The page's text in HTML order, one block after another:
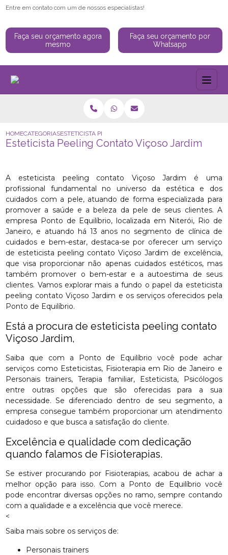
Entre em contato com um de nossos especialistas!
Faça seu orçamento agora
mesmo
Faça seu orçamento por
Whatsapp
HOMECATEGORIASESTETICISTA PEELING CONTATO VIÇOSO JARDIM
Esteticista Peeling Contato Viçoso Jardim
A esteticista peeling contato Viçoso Jardim é uma
profissional fundamental no universo da estética e dos
cuidados com a pele, atuando de forma especializada para
promover a saúde e a beleza da pele de seus clientes. A
empresa Ponto de Equilíbrio, localizada em Niterói, Rio de
Janeiro, e atuando há 13 anos no segmento de clínica de
cuidados e bem-estar, destaca-se por oferecer um serviço
de esteticista peeling contato Viçoso Jardim de excelência,
que visa proporcionar não apenas cuidados estéticos, mas
também promover o bem-estar e a autoestima de seus
clientes. Vamos explorar mais a fundo o papel da esteticista
peeling contato Viçoso Jardim e os serviços oferecidos pela
Ponto de Equilíbrio.
Está a procura de esteticista peeling contato
Viçoso Jardim,
Saiba que com a Ponto de Equilíbrio você pode achar
serviços como Esteticistas, Fisioterapia em Rio de Janeiro e
Personais trainers, Terapia familiar, Esteticista, Psicólogos
entre outras opções que são oferecidas para a sua
necessidade. Se diferenciado dentro de seu segmento, a
empresa consegue também proporcionar um atendimento
cuidadoso e que busca a satisfação do cliente.
Excelência e qualidade com dedicação
quando falamos de Fisioterapias.
Se estiver procurando por Fisioterapias, acabou de achar a
melhor opção para isso. Com a Ponto de Equilíbrio você
pode encontrar diversas opções no ramo, sempre contando
com a qualidade e a excelência que você merece.
<
Saiba mais sobre os serviços de:
Personais trainers